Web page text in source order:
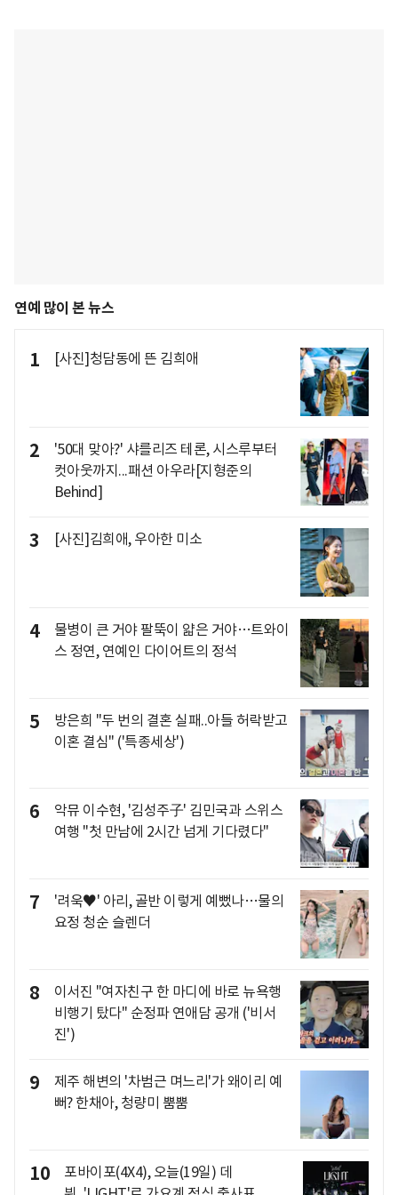
연예 많이 본 뉴스
1 [사진]청담동에 뜬 김희애
2
'50대 맞아?' 샤를리즈 테론, 시스루부터
컷아웃까지...패션 아우라[지형준의
Behind]
3 [사진]김희애, 우아한 미소
4
물병이 큰 거야 팔뚝이 얇은 거야…트와이
스 정연, 연예인 다이어트의 정석
5
방은희 "두 번의 결혼 실패..아들 허락받고
이혼 결심" ('특종세상')
6
악뮤 이수현, '김성주子' 김민국과 스위스
여행 "첫 만남에 2시간 넘게 기다렸다"
7
'려욱♥' 아리, 골반 이렇게 예뻤나…물의
요정 청순 슬렌더
8
이서진 "여자친구 한 마디에 바로 뉴욕행
비행기 탔다" 순정파 연애담 공개 ('비서
진')
9
제주 해변의 '차범근 며느리'가 왜이리 예
뻐? 한채아, 청량미 뿜뿜
10
포바이포(4X4), 오늘(19일) 데